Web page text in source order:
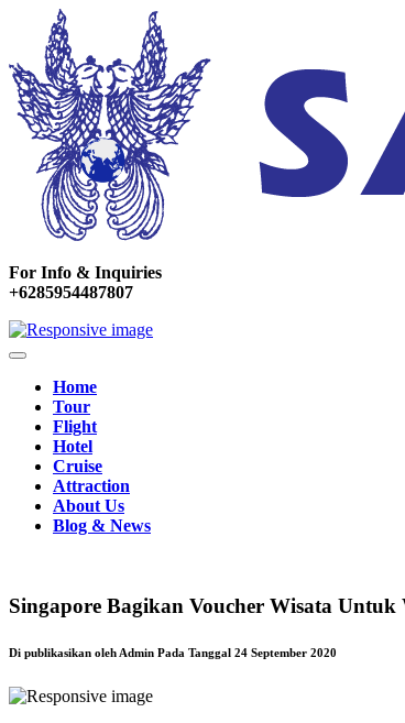
For Info & Inquiries
+6285954487807
Home
Tour
Flight
Hotel
Cruise
Attraction
About Us
Blog & News
Singapore Bagikan Voucher Wisata Untuk
Di publikasikan oleh Admin Pada Tanggal 24 September 2020